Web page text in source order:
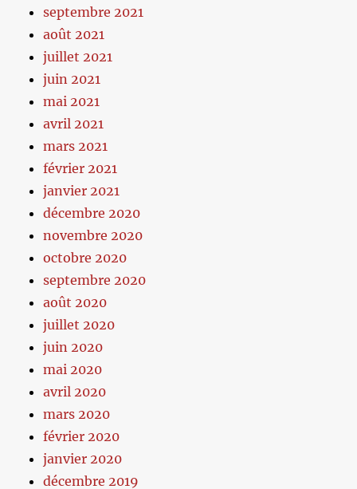
septembre 2021
août 2021
juillet 2021
juin 2021
mai 2021
avril 2021
mars 2021
février 2021
janvier 2021
décembre 2020
novembre 2020
octobre 2020
septembre 2020
août 2020
juillet 2020
juin 2020
mai 2020
avril 2020
mars 2020
février 2020
janvier 2020
décembre 2019